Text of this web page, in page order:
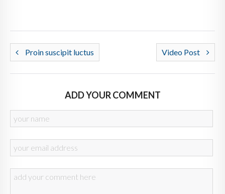
Proin suscipit luctus Video Post
ADD YOUR COMMENT